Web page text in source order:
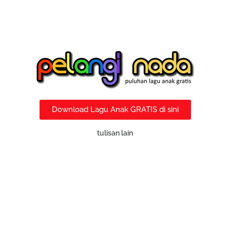
Download Lagu Anak GRATIS di sini
tulisan lain